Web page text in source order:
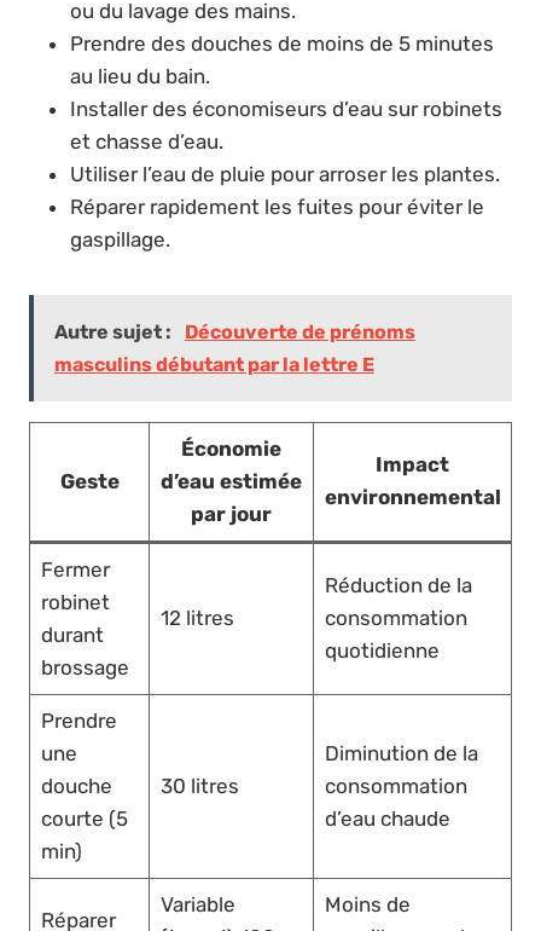
ou du lavage des mains.
Prendre des douches de moins de 5 minutes
au lieu du bain.
Installer des économiseurs d’eau sur robinets
et chasse d’eau.
Utiliser l’eau de pluie pour arroser les plantes.
Réparer rapidement les fuites pour éviter le
gaspillage.
Autre sujet :
Découverte de prénoms
masculins débutant par la lettre E
Geste
Économie
d’eau estimée
par jour
Impact
environnemental
Fermer
robinet
durant
brossage
12 litres
Réduction de la
consommation
quotidienne
Prendre
une
douche
courte (5
min)
30 litres
Diminution de la
consommation
d’eau chaude
Réparer
Variable
Moins de